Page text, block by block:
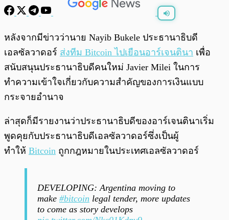
พร้อมเล่น 0:00/0:00
หลังจากมีข่าวว่านาย Nayib Bukele ประธานาธิบดี
เอลซัลวาดอร์ ส่งทีม Bitcoin ไปเยือนอาร์เจนตินา เพื่อ
สนับสนุนประธานาธิบดีคนใหม่ Javier Milei ในการ
ทำความเข้าใจเกี่ยวกับความสำคัญของการเงินแบบ
กระจายอำนาจ
ล่าสุดก็มีรายงานว่าประธานาธิบดีของอาร์เจนตินาเริ่ม
พูดคุยกับประธานาธิบดีเอลซัลวาดอร์ซึ่งเป็นผู้
ทำให้ Bitcoin ถูกกฎหมายในประเทศเอลซัลวาดอร์
DEVELOPING: Argentina moving to
make #bitcoin legal tender, more updates
to come as story develops